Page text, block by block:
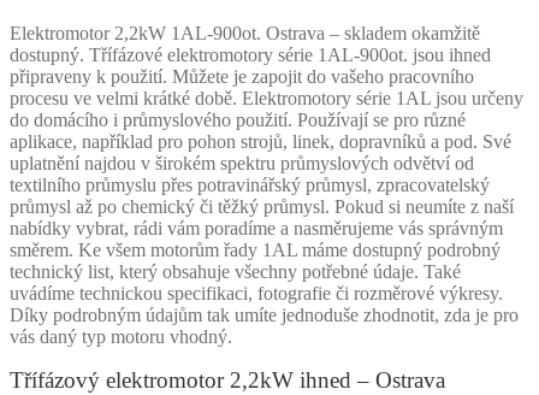
Elektromotor 2,2kW 1AL-900ot. Ostrava – skladem okamžitě
dostupný. Třífázové elektromotory série 1AL-900ot. jsou ihned
připraveny k použití. Můžete je zapojit do vašeho pracovního
procesu ve velmi krátké době. Elektromotory série 1AL jsou určeny
do domácího i průmyslového použití. Používají se pro různé
aplikace, například pro pohon strojů, linek, dopravníků a pod. Své
uplatnění najdou v širokém spektru průmyslových odvětví od
textilního průmyslu přes potravinářský průmysl, zpracovatelský
průmysl až po chemický či těžký průmysl. Pokud si neumíte z naší
nabídky vybrat, rádi vám poradíme a nasměrujeme vás správným
směrem. Ke všem motorům řady 1AL máme dostupný podrobný
technický list, který obsahuje všechny potřebné údaje. Také
uvádíme technickou specifikaci, fotografie či rozměrové výkresy.
Díky podrobným údajům tak umíte jednoduše zhodnotit, zda je pro
vás daný typ motoru vhodný.
Třífázový elektromotor 2,2kW ihned – Ostrava